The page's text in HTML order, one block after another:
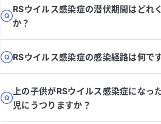
RSウイルス感染症の潜伏期間はどれ
か？
RSウイルス感染症の感染経路は何で
上の子供がRSウイルス感染症になっ
児にうつりますか？